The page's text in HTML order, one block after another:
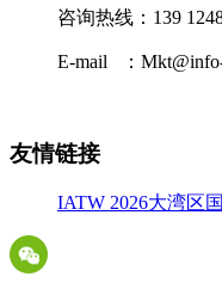
咨询热线：139
E-mail ：Mkt@info-
友情链接
IATW 2026大湾区